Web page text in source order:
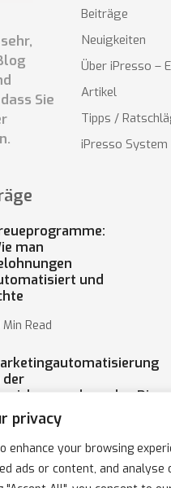
privacy
enhance your browsing
ads or content, and analyse
Sie
Beiträge
Neuigkeiten
Über iPresso –
Artikel
Tipps /
iPresso System
man
und
Min Read
der
Die
von
Min Read